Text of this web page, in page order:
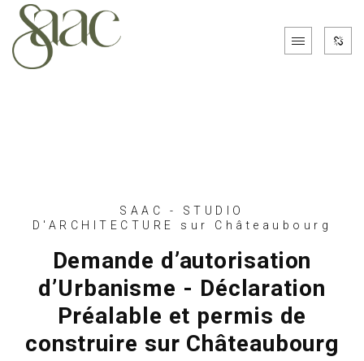
SAAC - STUDIO
D'ARCHITECTURE sur Châteaubourg
Demande d’autorisation
d’Urbanisme - Déclaration
Préalable et permis de
construire sur Châteaubourg